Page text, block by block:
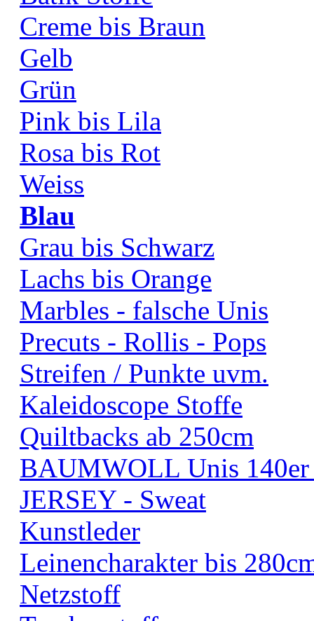
Creme bis Braun
Gelb
Grün
Pink bis Lila
Rosa bis Rot
Weiss
Blau
Grau bis Schwarz
Lachs bis Orange
Marbles - falsche Unis
Precuts - Rollis - Pops
Streifen / Punkte uvm.
Kaleidoscope Stoffe
Quiltbacks ab 250cm
BAUMWOLL Unis 140er
JERSEY - Sweat
Kunstleder
Leinencharakter bis
Netzstoff